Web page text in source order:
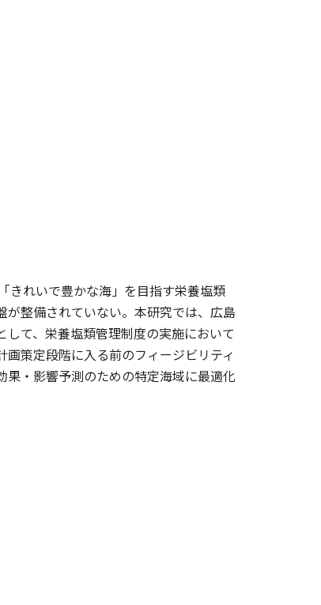
きれいで豊かな海」を目指す栄養塩類
整備されていない。本研究では、広島
て、栄養塩類管理制度の実施において
策定段階に入る前のフィージビリティ
・影響予測のための特定海域に最適化